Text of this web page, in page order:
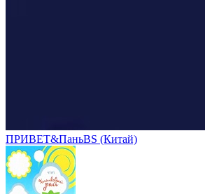
ПРИВЕТ&ПаньBS (Китай)